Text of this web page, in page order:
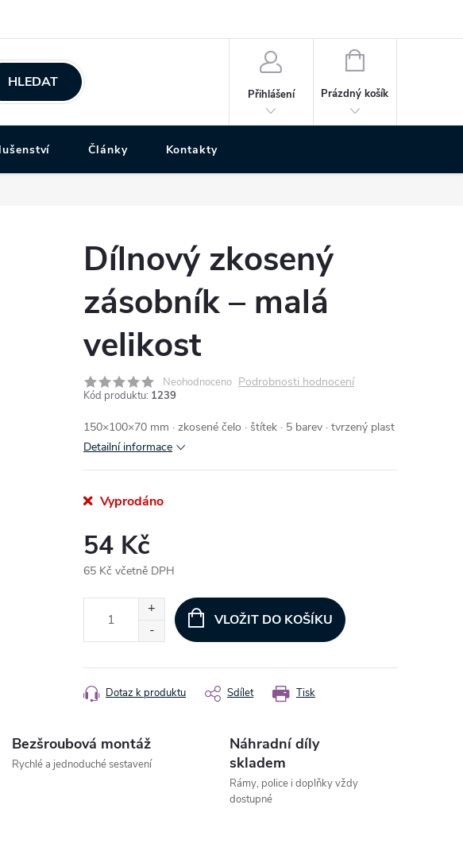
HLEDAT
Přihlášení
NÁKUPNÍ
Prázdný košík
Články Kontakty
Dílnový zkosený
zásobník – malá
velikost
Neohodnoceno Podrobnosti hodnocení
Kód produktu: 1239
150×100×70 mm · zkosené čelo · štítek · 5 barev · tvrzený plast
Detailní informace
Vyprodáno
54 Kč
65 Kč včetně DPH
VLOŽIT DO KOŠÍKU
Tisk
Dotaz k produktu Sdílet
Bezšroubová montáž
Rychlé a jednoduché sestavení
Náhradní díly
skladem
Rámy, police i doplňky vždy
dostupné